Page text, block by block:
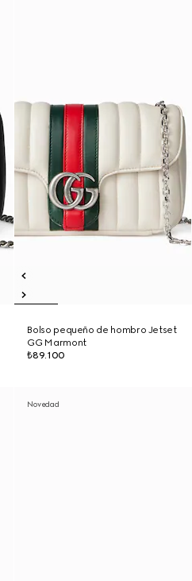
Bolso pequeño de hombro Jetset
GG Marmont
₺89.100
Novedad